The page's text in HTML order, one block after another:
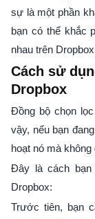
sự là một phần
bạn có thể khắc
nhau trên
Cách sử
Dropbox
Đồng bộ chọn
vậy, nếu bạn
hoạt nó mà
Đây là cách
Dropbox:
Trước tiên, bạn